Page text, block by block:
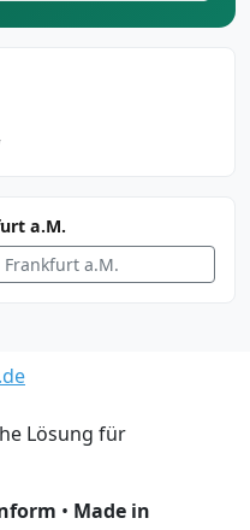
a.M.
a.M.
Lösung für
• Made in